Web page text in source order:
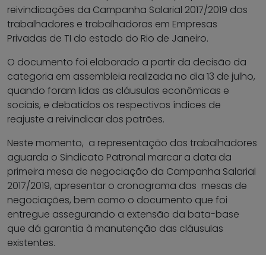
reivindicações da Campanha Salarial 2017/2019 dos
trabalhadores e trabalhadoras em Empresas
Privadas de TI do estado do Rio de Janeiro.
O documento foi elaborado a partir da decisão da
categoria em assembleia realizada no dia 13 de julho,
quando foram lidas as cláusulas econômicas e
sociais, e debatidos os respectivos índices de
reajuste a reivindicar dos patrões.
Neste momento, a representação dos trabalhadores
aguarda o Sindicato Patronal marcar a data da
primeira mesa de negociação da Campanha Salarial
2017/2019, apresentar o cronograma das mesas de
negociações, bem como o documento que foi
entregue assegurando a extensão da bata-base
que dá garantia à manutenção das cláusulas
existentes.